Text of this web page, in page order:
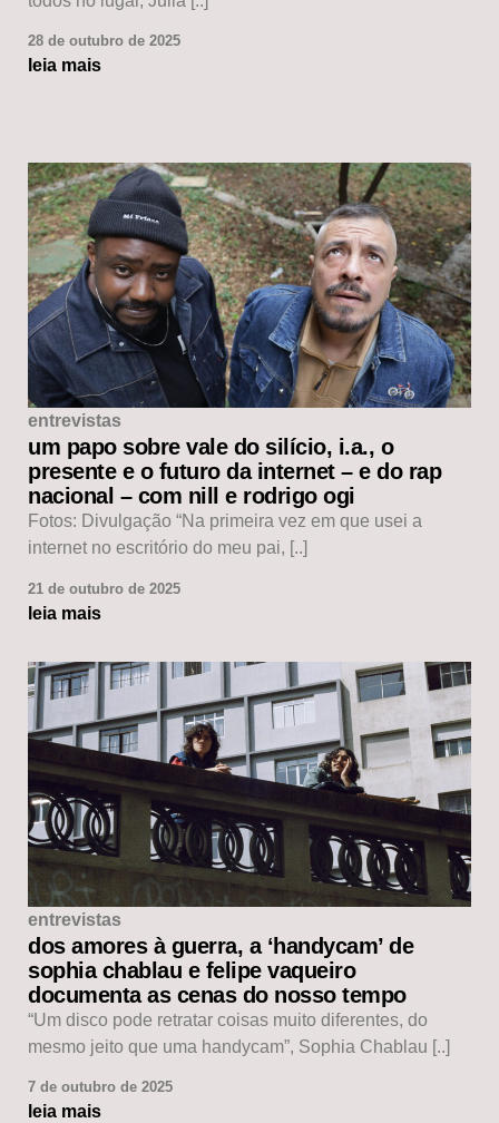
28 de outubro de 2025
leia mais
entrevistas
um papo sobre vale do silício, i.a., o
presente e o futuro da internet – e do rap
nacional – com nill e rodrigo ogi
Fotos: Divulgação “Na primeira vez em que usei a
internet no escritório do meu pai, [..]
21 de outubro de 2025
leia mais
entrevistas
dos amores à guerra, a ‘handycam’ de
sophia chablau e felipe vaqueiro
documenta as cenas do nosso tempo
“Um disco pode retratar coisas muito diferentes, do
mesmo jeito que uma handycam”, Sophia Chablau [..]
7 de outubro de 2025
leia mais